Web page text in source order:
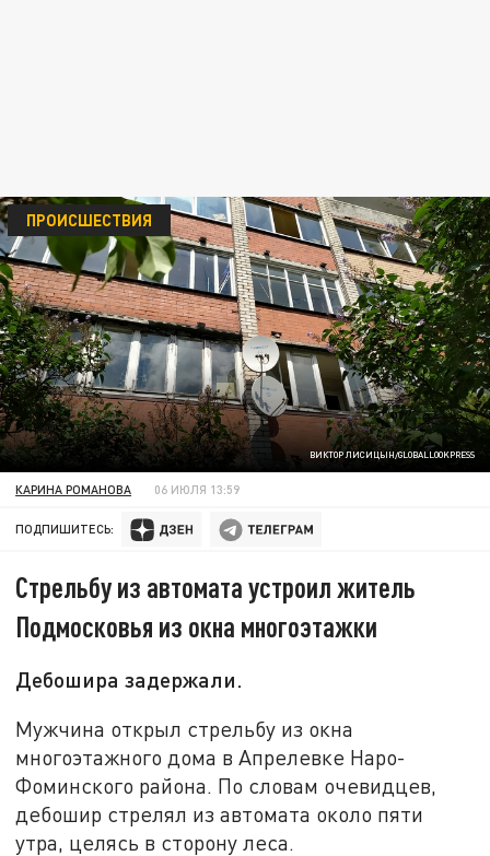
ВИКТОР ЛИСИЦЫН/GLOBALLOOKPRESS
ПРОИСШЕСТВИЯ
КАРИНА РОМАНОВА 06 ИЮЛЯ 13:59
ПОДПИШИТЕСЬ:
Стрельбу из автомата устроил житель
Подмосковья из окна многоэтажки
Дебошира задержали.
Мужчина открыл стрельбу из окна
многоэтажного дома в Апрелевке Наро-
Фоминского района. По словам очевидцев,
дебошир стрелял из автомата около пяти
утра, целясь в сторону леса.